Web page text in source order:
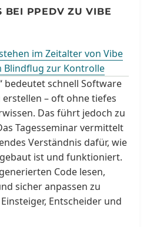
BEI PPEDV ZU VIBE
im Zeitalter von Vibe
Blindflug zur Kontrolle
bedeutet schnell Software
erstellen – oft ohne tiefes
Das führt jedoch zu
Tagesseminar vermittelt
Verständnis dafür, wie
ist und funktioniert.
Code lesen,
sicher anpassen zu
Entscheider und